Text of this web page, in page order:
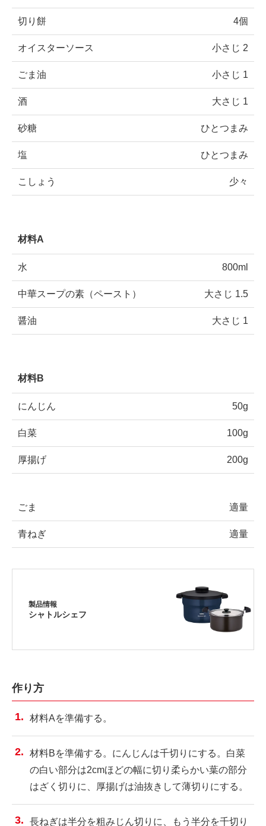
切り餅 4個
オイスターソース 小さじ 2
ごま油 小さじ 1
酒 大さじ 1
砂糖 ひとつまみ
塩 ひとつまみ
こしょう 少々
材料A
水 800ml
中華スープの素（ペースト） 大さじ 1.5
醤油 大さじ 1
材料B
にんじん 50g
白菜 100g
厚揚げ 200g
ごま 適量
青ねぎ 適量
製品情報
シャトルシェフ
作り方
材料Aを準備する。
材料Bを準備する。にんじんは千切りにする。白菜
の白い部分は2cmほどの幅に切り柔らかい葉の部分
はざく切りに、厚揚げは油抜きして薄切りにする。
長ねぎは半分を粗みじん切りに、もう半分を千切り